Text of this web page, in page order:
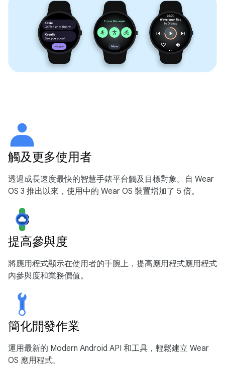
觸及更多使用者
透過成長速度最快的智慧手錶平台觸及目標對象。自 Wear
OS 3 推出以來，使用中的 Wear OS 裝置增加了 5 倍。
提高參與度
將應用程式顯示在使用者的手腕上，提高應用程式應用程式
內參與度和業務價值。
簡化開發作業
運用最新的 Modern Android API 和工具，輕鬆建立 Wear
OS 應用程式。